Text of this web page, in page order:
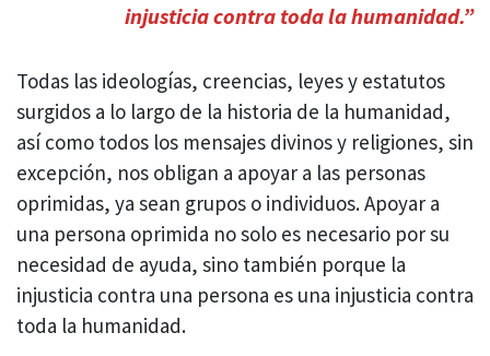
injusticia contra toda la humanidad.”
Todas las ideologías, creencias, leyes y estatutos
surgidos a lo largo de la historia de la humanidad,
así como todos los mensajes divinos y religiones, sin
excepción, nos obligan a apoyar a las personas
oprimidas, ya sean grupos o individuos. Apoyar a
una persona oprimida no solo es necesario por su
necesidad de ayuda, sino también porque la
injusticia contra una persona es una injusticia contra
toda la humanidad.